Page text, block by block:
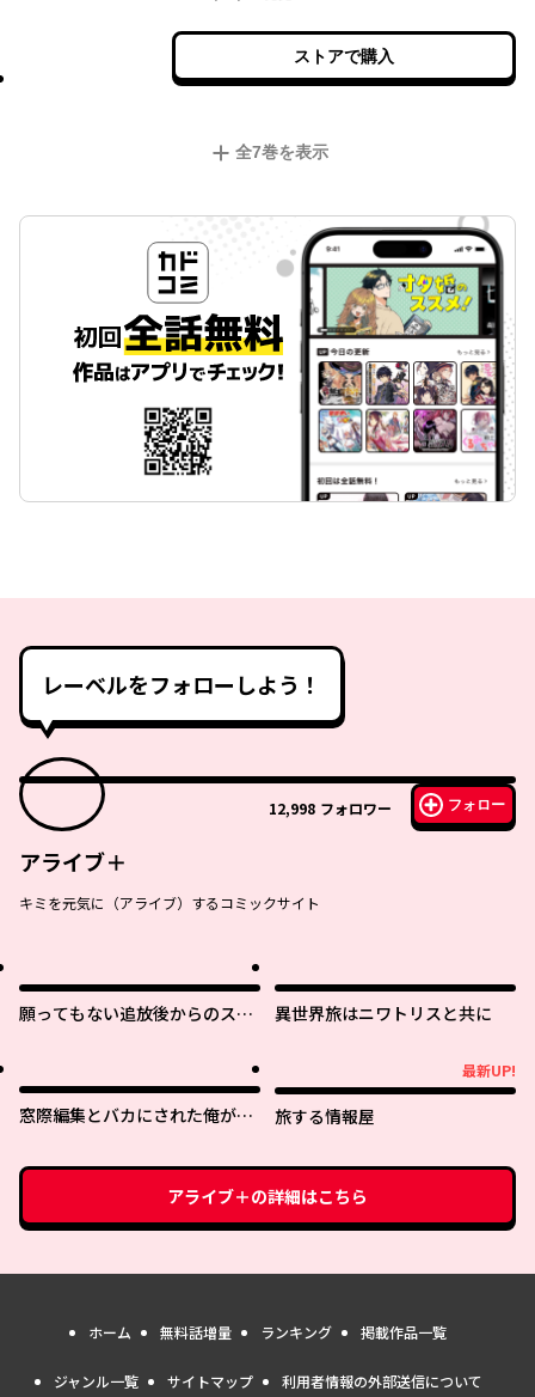
ストアで購入
全7巻を表示
レーベルをフォローしよう！
12,998 フォロワー フォロー
アライブ＋
キミを元気に（アライブ）するコミックサイト
願ってもない追放後からのスロ
り行きで美少女ギャルの師匠に
なったらなぜかめちゃくちゃ懐
かれた〜
異世界旅はニワトリスと共に
窓際編集とバカにされた俺が、
た
最新UP!
旅する情報屋
アライブ＋の詳細はこちら
ホーム 無料話増量 ランキング 掲載作品一覧
ジャンル一覧 サイトマップ 利用者情報の外部送信について